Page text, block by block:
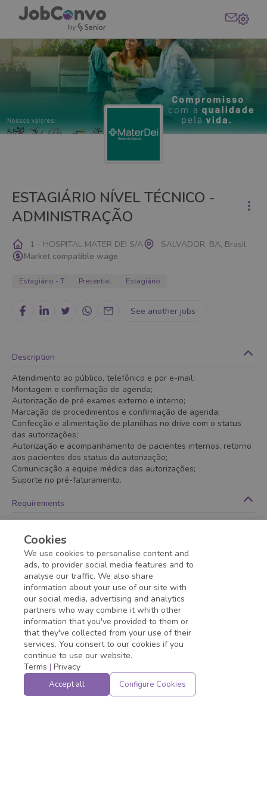
ESTAGIÁRIO NÍVEL TÉCNICO -
ADMINISTRAÇÃO
1 - HOSPITAL MATER DEI S/A
SALVADOR, BA, Brasil
Market compatible wage
Estagiário - T Presential Estagiário
See another jobs
Description
Atendimento ao público, telefônico e por e-mail;
Montagem e confirmação de agenda;
Autorização de pré exames externo e interno;
Marcação de procedimentos e confirmação de agenda;
Confecção e alimentação de planilhas no drive com o status
das autorizações;
Autorização e acompanhamento de pacientes internos, retorno
aos pacientes dos status da autorização;
Comunicação a equipe médica das autorizações;
Suporte no pré-faturamento.
Requirements
no tempo de vigência de um ano;
Disponibilidade para atuar no turno matutino
Minimum education :Technical Course - Studying
Application deadline expired!
Cookies
We use cookies to personalise content and
ads, to provider social media features and to
analyse our traffic. We also share
information about your use of our site with
our social media, advertising and analytics
partners who way combine it whith other
information that you've provided to them or
that they've collected from your use of their
services. You consert to our cookies if you
continue to use our website.
Terms | Privacy
Accept all Configure Cookies